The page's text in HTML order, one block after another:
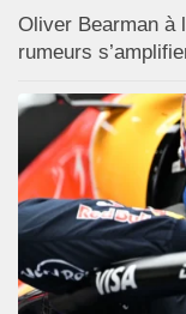
Oliver Bearman à
rumeurs